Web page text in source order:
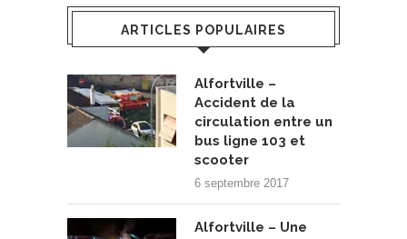
ARTICLES POPULAIRES
Alfortville –
Accident de la
circulation entre un
bus ligne 103 et
scooter
6 septembre 2017
Alfortville – Une